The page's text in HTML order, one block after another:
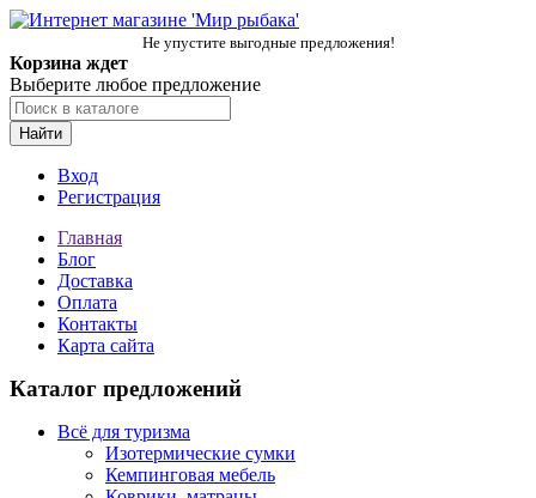
Не упустите выгодные предложения!
Корзина ждет
Выберите любое предложение
Найти
Вход
Регистрация
Главная
Блог
Доставка
Оплата
Контакты
Карта сайта
Каталог предложений
Всё для туризма
Изотермические сумки
Кемпинговая мебель